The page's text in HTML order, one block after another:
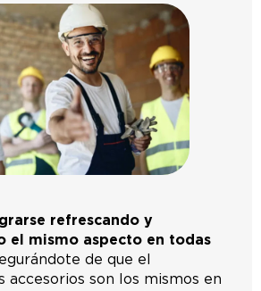
refrescando y
el mismo aspecto en todas
de que el
accesorios son los mismos en